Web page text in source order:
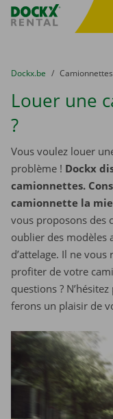
sitename
You are here:
du
Dockx.be to
Camionnettes
Louer une
?
Vous voulez louer
problème ! Dockx
camionnettes.
camionnette la
vous proposons des
oublier des modèles
d’attelage. Il ne
profiter de votre
questions ? N’hésitez
ferons un plaisir de